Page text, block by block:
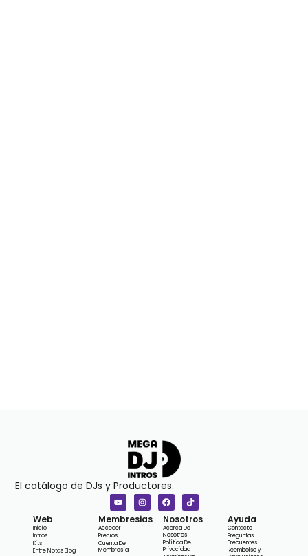
El catálogo de DJs y Productores.
Web
Inicio
Intros
Kits
Entre Notas Blog
Membresias
Acceder
Precios
Cuenta De
Membresía
Nosotros
Acerca De
Nosotros
Política De
Privacidad
Ayuda
Contacto
Preguntas
Frecuentes
Reembolso y